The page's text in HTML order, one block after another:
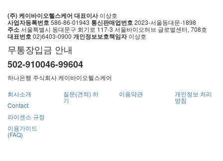
(주) 케이바이오헬스케어 대표이사이상호
사업자등록번호586-86-01943 통신판매업번호2023-서울동대문-1898
주소서울특별시 동대문구 회기로 117-3 서울바이오허브 글로벌센터, 708호
대표번호02)6403-0900 개인정보보호책임자이상호
무통장입금 안내
502-910046-99604
하나은행 주식회사 케이바이오헬스케어
회사소개
Contact
라이센스 규정
이용가이드
(FAQ)
질문(견적) 하
기
이용약관 개인정보 처리
방침